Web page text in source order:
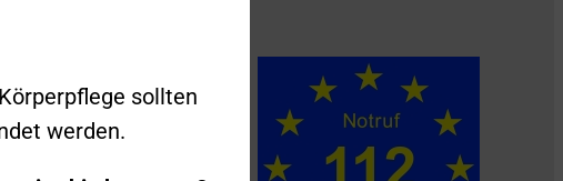
sollten
werden.